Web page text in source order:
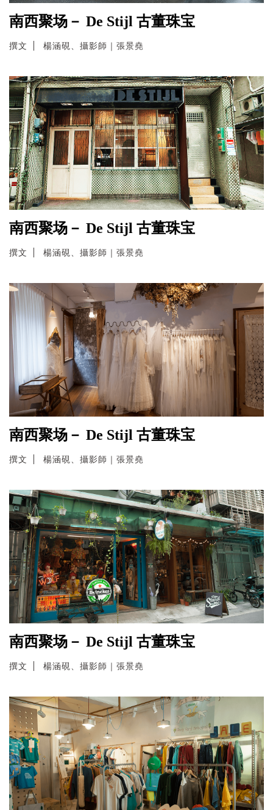
南西聚场－ De Stijl 古董珠宝
撰文 楊涵硯、攝影師｜張景堯
南西聚场－ De Stijl 古董珠宝
撰文 楊涵硯、攝影師｜張景堯
南西聚场－ De Stijl 古董珠宝
撰文 楊涵硯、攝影師｜張景堯
南西聚场－ De Stijl 古董珠宝
撰文 楊涵硯、攝影師｜張景堯